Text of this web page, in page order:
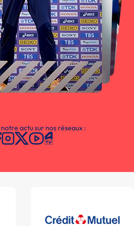
actu sur nos réseaux :